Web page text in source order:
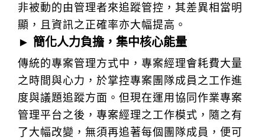
非被動的由管理者來追蹤管控，其差異相當明
顯，且資訊之正確率亦大幅提高。
► 簡化人力負擔，集中核心能量
傳統的專案管理方式中，專案經理會耗費大量
之時間與心力，於掌控專案團隊成員之工作進
度與議題追蹤方面。但現在運用協同作業專案
管理平台之後，專案經理之工作模式，隨之有
了大幅改變，無須再追著每個團隊成員，便可